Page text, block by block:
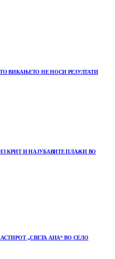
ВИКАЊЕТО НЕ НОСИ РЕЗУЛТАТИ
КРИТ И НАЈУБАВИТЕ ПЛАЖИ ВО
„СВЕТА АНА“ ВО СЕЛО